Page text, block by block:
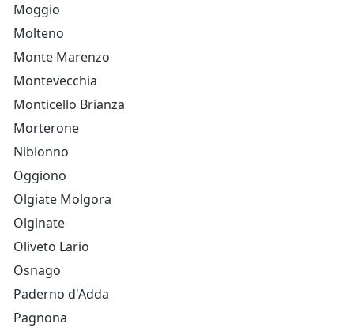
Moggio
Molteno
Monte Marenzo
Montevecchia
Monticello Brianza
Morterone
Nibionno
Oggiono
Olgiate Molgora
Olginate
Oliveto Lario
Osnago
Paderno d'Adda
Pagnona